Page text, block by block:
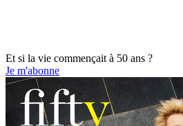
Et si la vie commençait à 50 ans ?
Je m'abonne